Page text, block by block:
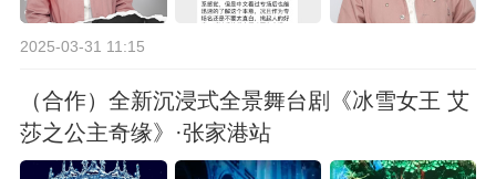
2025-03-31 11:15
（合作）全新沉浸式全景舞台剧《冰雪女王 艾
莎之公主奇缘》·张家港站